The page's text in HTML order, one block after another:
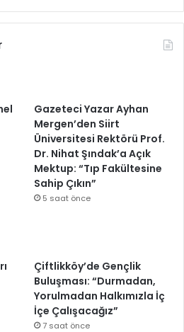
Gazeteci Yazar Ayhan
Mergen’den Siirt
Üniversitesi Rektörü Prof.
Dr. Nihat Şındak’a Açık
Mektup: “Tıp Fakültesine
Sahip Çıkın”
5 saat önce
Çiftlikköy’de Gençlik
Buluşması: “Durmadan,
Yorulmadan Halkımızla İç
İçe Çalışacağız”
7 saat önce